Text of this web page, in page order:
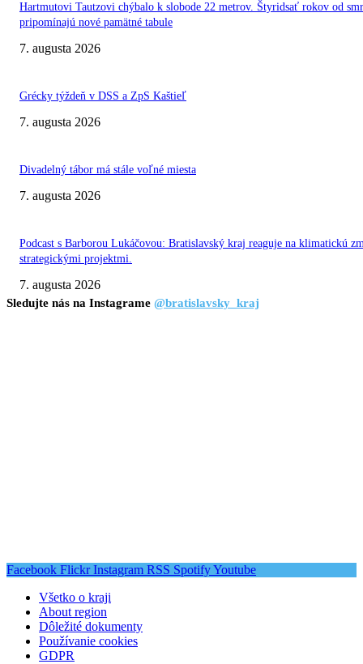
Hartmutovi Tautzovi chýbalo k slobode 22 metrov. Štyridsať rokov od
pripomínajú nové pamätné tabule
7. augusta 2026
Grécky týždeň v DSS a ZpS Kaštieľ
7. augusta 2026
Divadelný tábor má stále voľné miesta
7. augusta 2026
Podcast s Barborou Lukáčovou: Bratislavský kraj reaguje na klimatickú
strategickými projektmi.
7. augusta 2026
Sledujte nás na Instagrame @bratislavsky_kraj
Facebook Flickr Instagram RSS SpotifyYoutube
Všetko o kraji
About region
Dôležité dokumenty
Používanie cookies
GDPR